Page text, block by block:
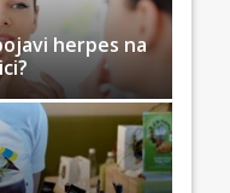
herpes na